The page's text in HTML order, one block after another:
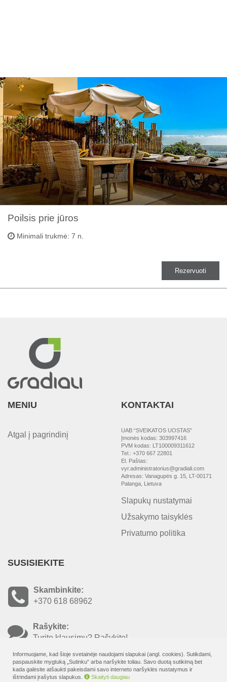
Poilsis prie jūros
Minimali trukmė: 7 n.
Rezervuoti
MENIU
Atgal į pagrindinį
KONTAKTAI
UAB “SVEIKATOS UOSTAS”
Įmonės kodas: 303997416
PVM kodas: LT100009311612
Tel.: +370 667 22801
El. Paštas:
vyr.administratorius@gradiali.com
Adresas: Vanagupės g. 15, LT-00171
Palanga, Lietuva
Slapukų nustatymai
Užsakymo taisyklės
Privatumo politika
SUSISIEKITE
Skambinkite:
+370 618 68962
Rašykite:
Turite klausimų? Rašykite!
Informuojame, kad šioje svetainėje naudojami slapukai (angl. cookies). Sutikdami,
paspauskite mygtuką „Sutinku“ arba naršykite toliau. Savo duotą sutikimą bet
kada galėsite atšaukti pakeisdami savo interneto naršyklės nustatymus ir
ištrindami įrašytus slapukus.
Skaityti daugiau